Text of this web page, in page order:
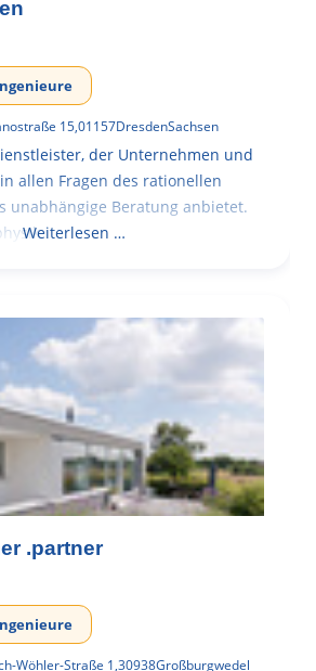
15,01157DresdenSachsen
der Unternehmen und
allen Fragen des rationellen
unabhängige Beratung anbietet.
Weiterlesen …
.partner
Wöhler-Straße 1,30938Großburgwedel